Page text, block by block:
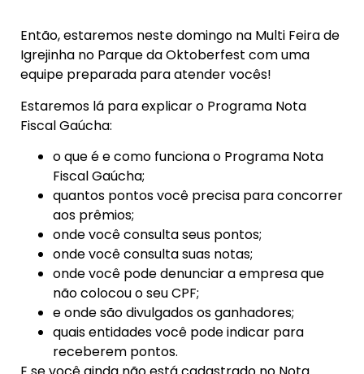
Então, estaremos neste domingo na Multi Feira de
Igrejinha no Parque da Oktoberfest com uma
equipe preparada para atender vocês!
Estaremos lá para explicar o Programa Nota
Fiscal Gaúcha:
o que é e como funciona o Programa Nota
Fiscal Gaúcha;
quantos pontos você precisa para concorrer
aos prêmios;
onde você consulta seus pontos;
onde você consulta suas notas;
onde você pode denunciar a empresa que
não colocou o seu CPF;
e onde são divulgados os ganhadores;
quais entidades você pode indicar para
receberem pontos.